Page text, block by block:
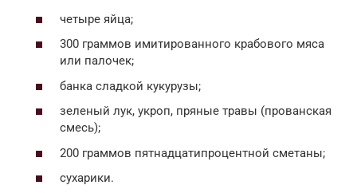
четыре яйца;
300 граммов имитированного крабового мяса
или палочек;
банка сладкой кукурузы;
зеленый лук, укроп, пряные травы (прованская
смесь);
200 граммов пятнадцатипроцентной сметаны;
сухарики.